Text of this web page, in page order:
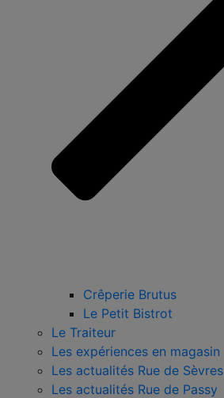
Crêperie Brutus
Le Petit Bistrot
Le Traiteur
Les expériences en magasin
Les actualités Rue de Sèvres
Les actualités Rue de Passy